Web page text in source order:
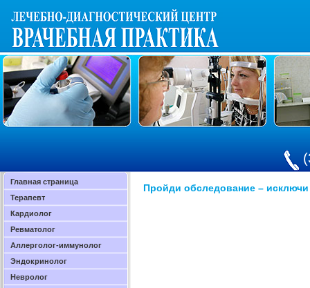
Главная страница
Терапевт
Кардиолог
Ревматолог
Аллерголог-иммунолог
Эндокринолог
Невролог
Пройди обследование – исключи